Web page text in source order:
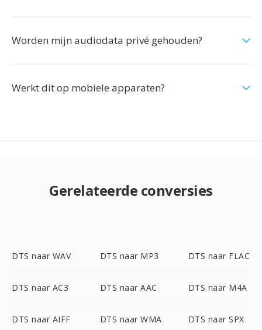
Worden mijn audiodata privé gehouden?
Werkt dit op mobiele apparaten?
Gerelateerde conversies
DTS naar WAV DTS naar MP3 DTS naar FLAC
DTS naar AC3 DTS naar AAC DTS naar M4A
DTS naar AIFF DTS naar WMA DTS naar SPX